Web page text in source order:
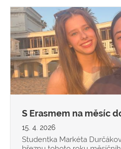
S Erasmem na měsíc
15. 4. 2026
Studentka Markéta